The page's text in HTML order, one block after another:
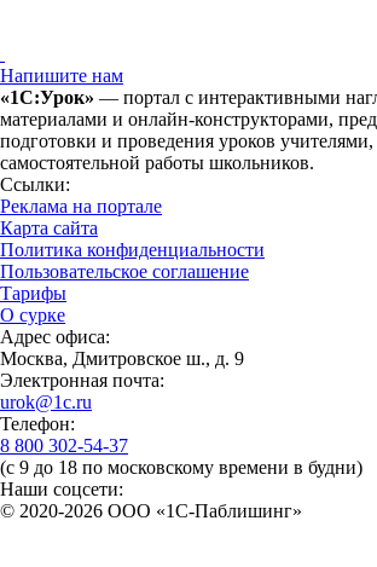
Напишите нам
«1С:Урок» — портал с интерактивными
материалами и онлайн-конструкторами,
подготовки и проведения уроков учителями,
самостоятельной работы школьников.
Ссылки:
Реклама на портале
Карта сайта
Политика конфиденциальности
Пользовательское соглашение
Тарифы
О сурке
Адрес офиса:
Москва, Дмитровское ш., д. 9
Электронная почта:
urok@1c.ru
Телефон:
8 800 302-54-37
(с 9 до 18 по московскому времени в будни)
Наши соцсети:
© 2020-2026 OOO «1С-Паблишинг»